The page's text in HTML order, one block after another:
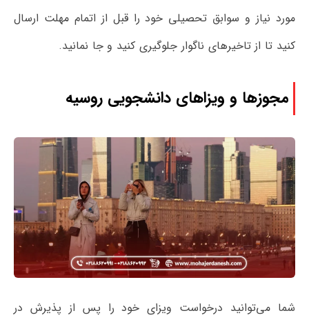
مورد نیاز و سوابق تحصیلی خود را قبل از اتمام مهلت ارسال
کنید تا از تاخیرهای ناگوار جلوگیری کنید و جا نمانید.
مجوزها و ویزاهای دانشجویی روسیه
شما می‌توانید درخواست ویزای خود را پس از پذیرش در